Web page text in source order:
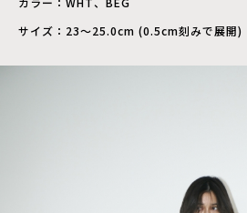
サイズ：23～25.0cm (0.5cm刻みで展開)